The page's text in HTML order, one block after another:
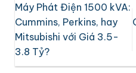
Máy Phát Điện 1500 kVA:
Cummins, Perkins, hay
Mitsubishi với Giá 3.5-
3.8 Tỷ?